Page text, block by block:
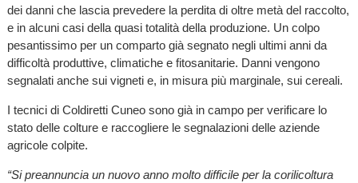
dei danni che lascia prevedere la perdita di oltre metà del raccolto,
e in alcuni casi della quasi totalità della produzione. Un colpo
pesantissimo per un comparto già segnato negli ultimi anni da
difficoltà produttive, climatiche e fitosanitarie. Danni vengono
segnalati anche sui vigneti e, in misura più marginale, sui cereali.
I tecnici di Coldiretti Cuneo sono già in campo per verificare lo
stato delle colture e raccogliere le segnalazioni delle aziende
agricole colpite.
“Si preannuncia un nuovo anno molto difficile per la corilicoltura